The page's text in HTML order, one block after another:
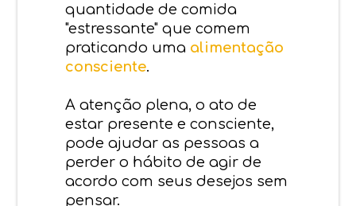
quantidade de comida
"estressante" que comem
praticando uma alimentação
consciente.
A atenção plena, o ato de
estar presente e consciente,
pode ajudar as pessoas a
perder o hábito de agir de
acordo com seus desejos sem
pensar.